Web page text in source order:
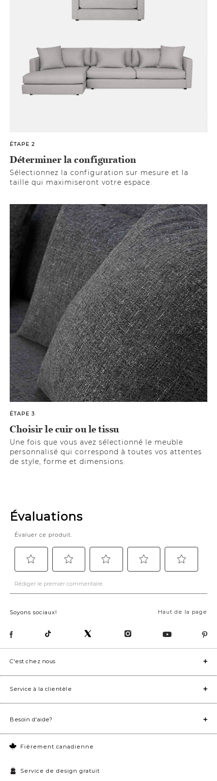
ÉTAPE 2
Déterminer la configuration
Sélectionnez la configuration sur mesure et la
taille qui maximiseront votre espace.
ÉTAPE 3
Choisir le cuir ou le tissu
Une fois que vous avez sélectionné le meuble
personnalisé qui correspond à toutes vos attentes
de style, forme et dimensions.
Haut de la page
Soyons sociaux!
Fièrement canadienne
Service de design gratuit
C'est chez nous
Service à la clientèle
Besoin d'aide?